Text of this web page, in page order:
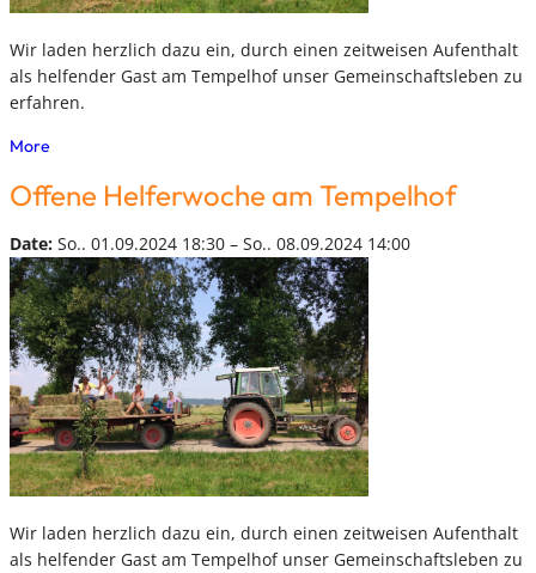
Wir laden herzlich dazu ein, durch einen zeitweisen Aufenthalt
als helfender Gast am Tempelhof unser Gemeinschaftsleben zu
erfahren.
More
Offene Helferwoche am Tempelhof
Date: So.. 01.09.2024 18:30 – So.. 08.09.2024 14:00
Wir laden herzlich dazu ein, durch einen zeitweisen Aufenthalt
als helfender Gast am Tempelhof unser Gemeinschaftsleben zu